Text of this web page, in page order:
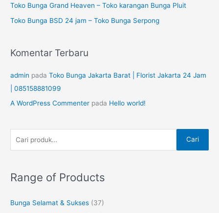
k
:
Toko Bunga Grand Heaven – Toko karangan Bunga Pluit
Toko Bunga BSD 24 jam – Toko Bunga Serpong
Komentar Terbaru
admin padaToko Bunga Jakarta Barat | Florist Jakarta 24 Jam
| 085158881099
A WordPress Commenter pada Hello world!
u
:
Cari
Range of Products
Bunga Selamat & Sukses (37)